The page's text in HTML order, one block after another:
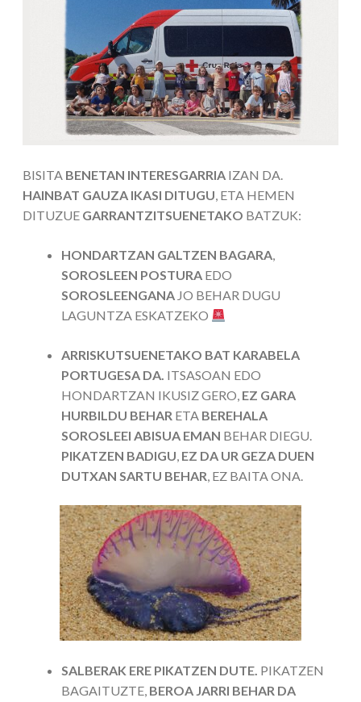
BISITA BENETAN INTERESGARRIA IZAN DA.
HAINBAT GAUZA IKASI DITUGU, ETA HEMEN
DITUZUE GARRANTZITSUENETAKO BATZUK:
HONDARTZAN GALTZEN BAGARA,
SOROSLEEN POSTURA EDO
SOROSLEENGANA JO BEHAR DUGU
LAGUNTZA ESKATZEKO
ARRISKUTSUENETAKO BAT KARABELA
PORTUGESA DA. ITSASOAN EDO
HONDARTZAN IKUSIZ GERO, EZ GARA
HURBILDU BEHAR ETA BEREHALA
SOROSLEEI ABISUA EMAN BEHAR DIEGU.
PIKATZEN BADIGU, EZ DA UR GEZA DUEN
DUTXAN SARTU BEHAR, EZ BAITA ONA.
SALBERAK ERE PIKATZEN DUTE. PIKATZEN
BAGAITUZTE, BEROA JARRI BEHAR DA